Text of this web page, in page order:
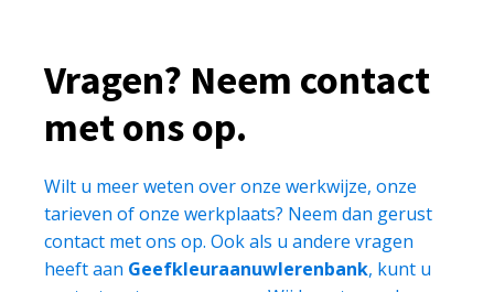
Vragen? Neem contact
met ons op.
Wilt u meer weten over onze werkwijze, onze
tarieven of onze werkplaats? Neem dan gerust
contact met ons op. Ook als u andere vragen
heeft aan Geefkleuraanuwlerenbank, kunt u